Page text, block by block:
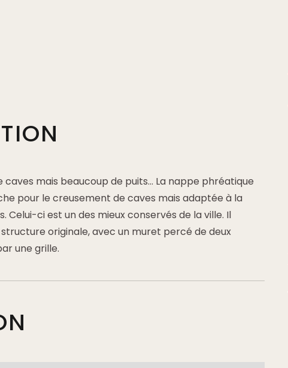
caves mais beaucoup de puits... La nappe phréatique
pour le creusement de caves mais adaptée à la
Celui-ci est un des mieux conservés de la ville. Il
originale, avec un muret percé de deux
une grille.